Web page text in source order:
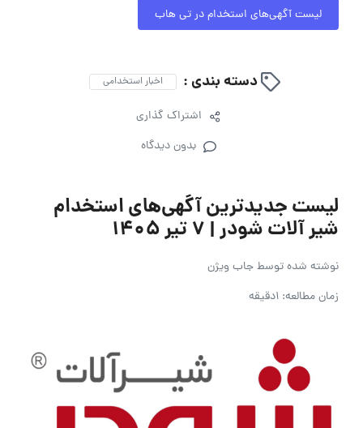
لیست آگهی‌های استخدام در تی هاب
دسته بندی : اخبار استخدامی
اشتراک گذاری
بدون دیدگاه
لیست جدیدترین آگهی‌های استخدام
شیر آلات شودر | ۷ تیر ۱۴۰۵
نوشته شده توسطجاب ویژن
زمان مطالعه: 1دقیقه